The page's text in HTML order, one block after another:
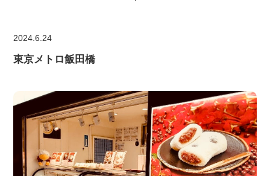
2024.6.24
東京メトロ飯田橋